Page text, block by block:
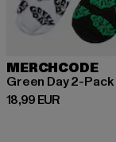
MERCHCODE
Green Day 2-Pack
18,99 EUR
Derzeitiger Preis: